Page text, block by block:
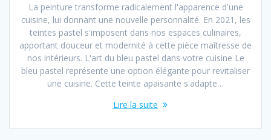
La peinture transforme radicalement l'apparence d'une
cuisine, lui donnant une nouvelle personnalité. En 2021, les
teintes pastel s'imposent dans nos espaces culinaires,
apportant douceur et modernité à cette pièce maîtresse de
nos intérieurs. L'art du bleu pastel dans votre cuisine Le
bleu pastel représente une option élégante pour revitaliser
une cuisine. Cette teinte apaisante s'adapte…
Lire la suite